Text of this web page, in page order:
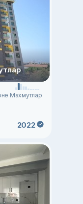
Махмутлар
2022